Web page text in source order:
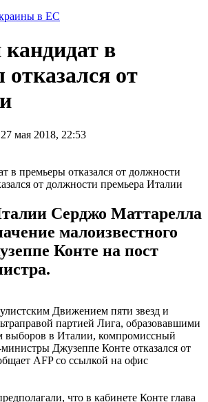
в ЕС
в
от
мая 2018, 22:53
от должности премьера Италии
Серджо Маттарелла
малоизвестного
Конте на пост
Движением пяти звезд и
партией Лига, образовавшими
выборов в Италии, компромиссный
Джузеппе Конте отказался от
AFP со ссылкой на офис
что в кабинете Конте глава